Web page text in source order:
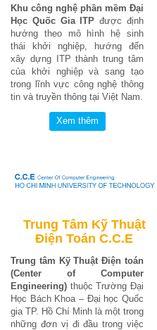
Khu công nghệ phần mềm Đại
Học Quốc Gia ITP được định
hướng theo mô hình hệ sinh
thái khởi nghiệp, hướng đến
xây dựng ITP thành trung tâm
của khởi nghiệp và sang tạo
trong lĩnh vực công nghệ thông
tin và truyền thông tại Việt Nam.
Trung Tâm Kỹ Thuật
Điện Toán C.C.E
Trung tâm Kỹ Thuật Điện toán
(Center of Computer
Engineering) thuộc Trường Đại
Học Bách Khoa – Đại học Quốc
gia TP. Hồ Chí Minh là một trong
những đơn vị đi đầu trong việc